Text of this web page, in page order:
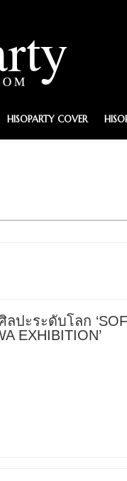
HISOPARTY COVER
ปะระดับโลก
EXHIBITION’